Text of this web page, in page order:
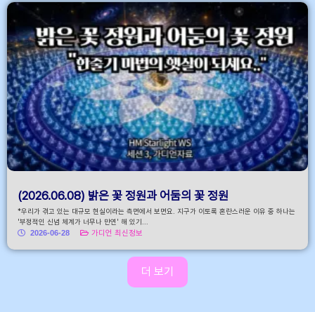
(2026.06.08) 밝은 꽃 정원과 어둠의 꽃 정원
*우리가 겪고 있는 대규모 현실이라는 측면에서 보면요. 지구가 이토록 혼란스러운 이유 중 하나는
'부정적인 신념 체계가 너무나 만연' 해 있기...
2026-06-28
가디언 최신정보
더 보기